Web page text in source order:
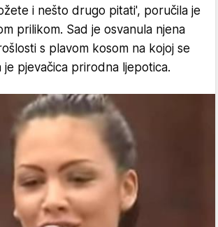
i nešto drugo pitati', poručila je
prilikom. Sad je osvanula njena
s plavom kosom na kojoj se
je pjevačica prirodna ljepotica.